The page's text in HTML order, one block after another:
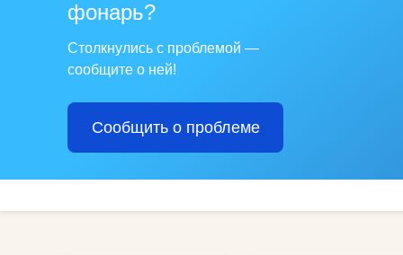
фонарь?
Столкнулись с проблемой —
сообщите о ней!
Сообщить о проблеме